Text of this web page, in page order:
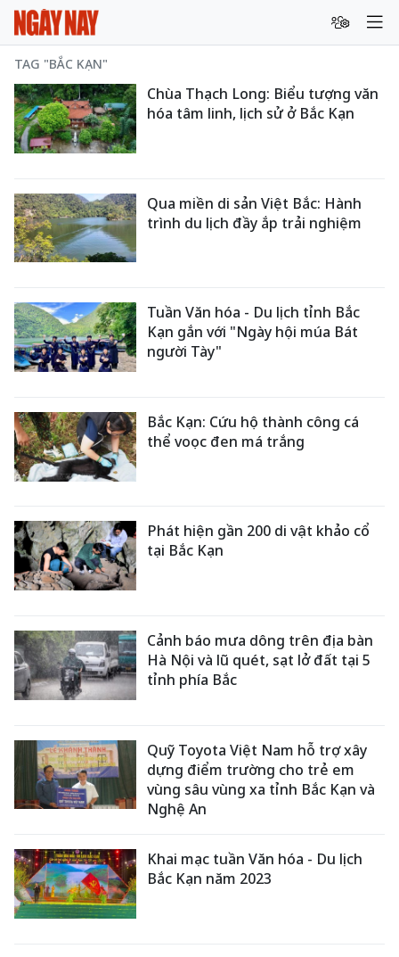
TAG "BẮC KẠN"
Chùa Thạch Long: Biểu tượng văn
hóa tâm linh, lịch sử ở Bắc Kạn
Qua miền di sản Việt Bắc: Hành
trình du lịch đầy ắp trải nghiệm
Tuần Văn hóa - Du lịch tỉnh Bắc
Kạn gắn với "Ngày hội múa Bát
người Tày"
Bắc Kạn: Cứu hộ thành công cá
thể voọc đen má trắng
Phát hiện gần 200 di vật khảo cổ
tại Bắc Kạn
Cảnh báo mưa dông trên địa bàn
Hà Nội và lũ quét, sạt lở đất tại 5
tỉnh phía Bắc
Quỹ Toyota Việt Nam hỗ trợ xây
dựng điểm trường cho trẻ em
vùng sâu vùng xa tỉnh Bắc Kạn và
Nghệ An
Khai mạc tuần Văn hóa - Du lịch
Bắc Kạn năm 2023